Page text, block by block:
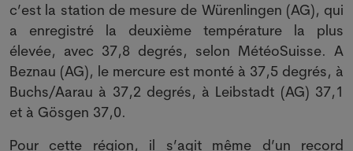
c’est la station de mesure de Würenlingen (AG), qui
a enregistré la deuxième température la plus
élevée, avec 37,8 degrés, selon MétéoSuisse. A
Beznau (AG), le mercure est monté à 37,5 degrés, à
Buchs/Aarau à 37,2 degrés, à Leibstadt (AG) 37,1
et à Gösgen 37,0.
Pour cette région, il s’agit même d’un record